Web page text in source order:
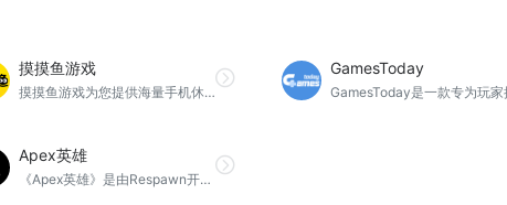
摸摸鱼游戏
摸摸鱼游戏为您提供海量手机休闲游戏免费下载，即点即玩，摸摸鱼游戏是摸摸鱼游戏APP的官方网站，为您提供最新的摸摸鱼游戏APP下载。
GamesToday
Apex英雄
《Apex英雄》是由Respawn开发，EA艺电发行的免费大逃杀类多人在线角色扮演第一人称射击手游，即刻下载Apex英雄，和朋友一起三人组队，随时随地，上天入地，畅爽战斗！